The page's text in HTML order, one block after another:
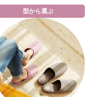
型から選ぶ